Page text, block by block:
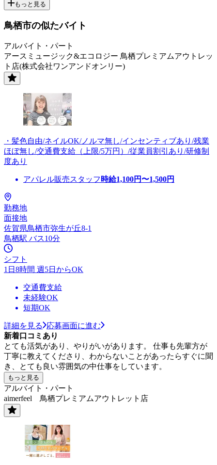
もっと見る
鳥栖市の似たバイト
アルバイト・パート
アースミュージック&エコロジー 鳥栖プレミアムアウトレッ
ト店(株式会社ワンアンドオンリー)
・髪色自由/ネイルOK/ノルマ無し/インセンティブあり/残業
ほぼ無し/交通費支給（上限/5万円）/従業員割引あり/研修制
度あり
アパレル販売スタッフ 時給1,100円〜1,500円
勤務地
面接地
佐賀県鳥栖市弥生が丘8-1
鳥栖駅 バス10分
シフト
1日8時間 週5日からOK
交通費支給
未経験OK
短期OK
詳細を見る
応募画面に進む
新着口コミあり
とても活気があり、やりがいがあります。 仕事も先輩方が
丁寧に教えてくださり、わからないことがあったらすぐに聞
き、とても良い雰囲気の中仕事をしています。
もっと見る
アルバイト・パート
aimerfeel 鳥栖プレミアムアウトレット店